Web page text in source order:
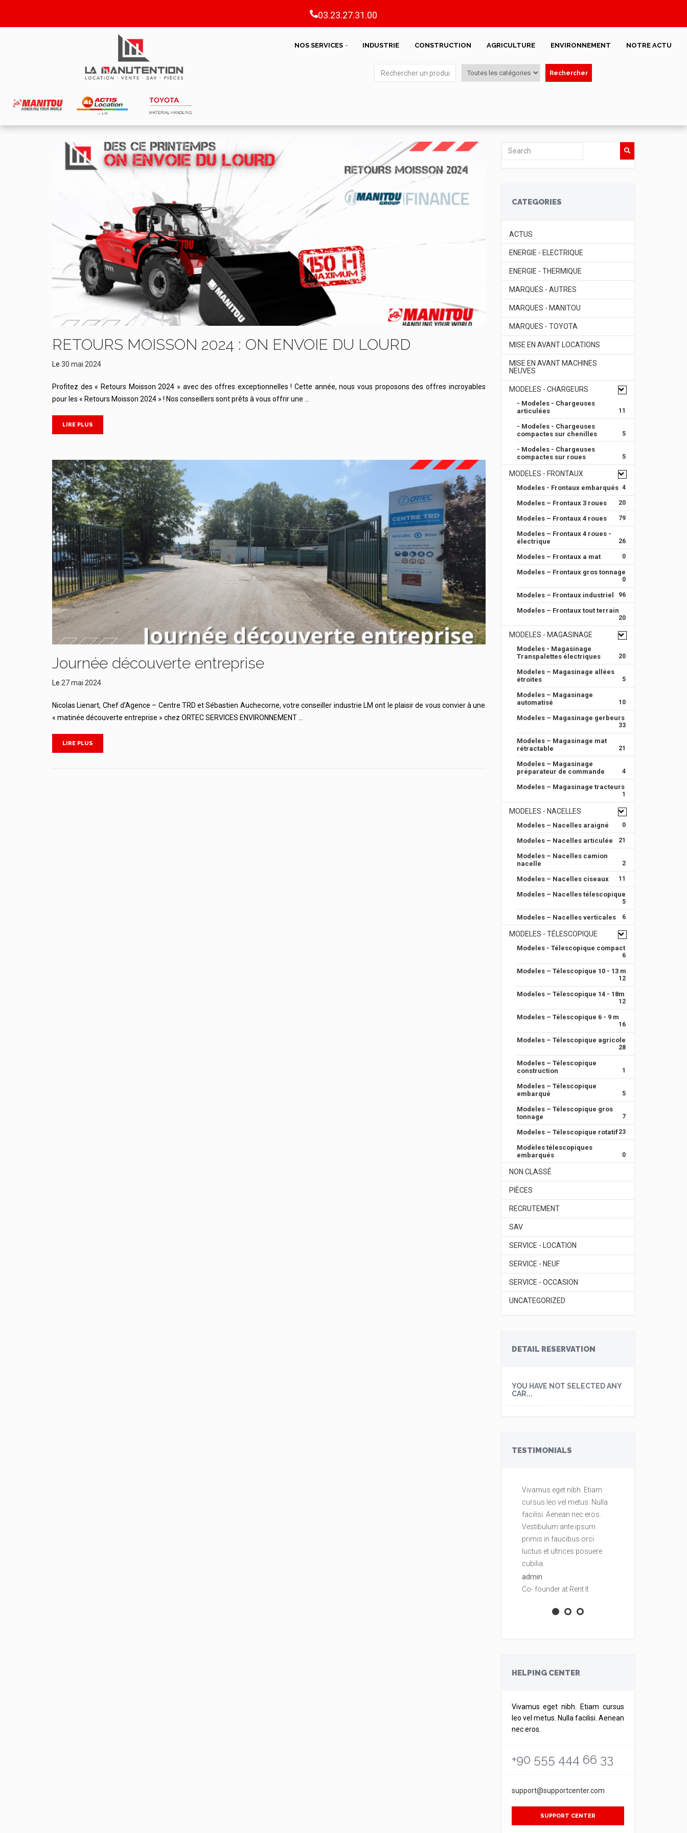
03.23.27.31.00
NOS SERVICES INDUSTRIE CONSTRUCTION AGRICULTURE ENVIRONNEMENT NOTRE ACTU
Rechercher
RETOURS MOISSON 2024 : ON ENVOIE DU LOURD
Le 30 mai 2024
Profitez des « Retours Moisson 2024 » avec des offres exceptionnelles ! Cette année, nous vous proposons des offres incroyables
pour les « Retours Moisson 2024 » ! Nos conseillers sont prêts à vous offrir une …
LIRE PLUS
Journée découverte entreprise
Le 27 mai 2024
Nicolas Lienart, Chef d’Agence – Centre TRD et Sébastien Auchecorne, votre conseiller industrie LM ont le plaisir de vous convier à une
« matinée découverte entreprise » chez ORTEC SERVICES ENVIRONNEMENT …
LIRE PLUS
CATEGORIES
ACTUS
ENERGIE - ELECTRIQUE
ENERGIE - THERMIQUE
MARQUES - AUTRES
MARQUES - MANITOU
MARQUES - TOYOTA
MISE EN AVANT LOCATIONS
MISE EN AVANT MACHINES
NEUVES
MODELES - CHARGEURS
- Modeles - Chargeuses
articulées
11
- Modeles - Chargeuses
compactes sur chenilles
5
- Modeles - Chargeuses
compactes sur roues
5
MODELES - FRONTAUX
Modeles - Frontaux embarqués 4
Modeles – Frontaux 3 roues 20
Modeles – Frontaux 4 roues 79
Modeles – Frontaux 4 roues -
électrique
26
Modeles – Frontaux a mat 0
Modeles – Frontaux gros tonnage
0
Modeles – Frontaux industriel 96
Modeles – Frontaux tout terrain
20
MODELES - MAGASINAGE
Modeles - Magasinage
Transpalettes électriques
20
Modeles – Magasinage allées
étroites
5
Modeles – Magasinage
automatisé
10
Modeles – Magasinage gerbeurs
33
Modeles – Magasinage mat
rétractable
21
Modeles – Magasinage
préparateur de commande
4
Modeles – Magasinage tracteurs
1
MODELES - NACELLES
Modeles – Nacelles araigné 0
Modeles – Nacelles articulée 21
Modeles – Nacelles camion
nacelle
2
Modeles – Nacelles ciseaux 11
Modeles – Nacelles télescopique
5
Modeles – Nacelles verticales 6
MODELES - TÉLESCOPIQUE
Modeles - Télescopique compact
6
Modeles – Télescopique 10 - 13 m
12
Modeles – Télescopique 14 - 18m
12
Modeles – Télescopique 6 - 9 m
16
Modeles – Télescopique agricole
28
Modeles – Télescopique
construction
1
Modeles – Télescopique
embarqué
5
Modeles – Télescopique gros
tonnage
7
Modeles – Télescopique rotatif23
Modèles télescopiques
embarqués
0
NON CLASSÉ
PIÈCES
RECRUTEMENT
SAV
SERVICE - LOCATION
SERVICE - NEUF
SERVICE - OCCASION
UNCATEGORIZED
DETAIL RESERVATION
YOU HAVE NOT SELECTED ANY
CAR...
TESTIMONIALS
Vivamus eget nibh. Etiam
cursus leo vel metus. Nulla
facilisi. Aenean nec eros.
Vestibulum ante ipsum
primis in faucibus orci
luctus et ultrices posuere
cubilia.
admin
Co- founder at Rent It
HELPING CENTER
Vivamus eget nibh. Etiam cursus
leo vel metus. Nulla facilisi. Aenean
nec eros.
+90 555 444 66 33
support@supportcenter.com
SUPPORT CENTER